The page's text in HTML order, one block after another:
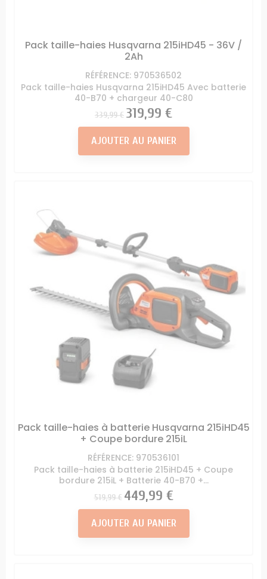
Pack taille-haies Husqvarna 215iHD45 - 36V /
2Ah
RÉFÉRENCE: 970536502
Pack taille-haies Husqvarna 215iHD45 Avec batterie
40-B70 + chargeur 40-C80
Prix
339,99 € Prix
319,99 €
AJOUTER AU PANIER
Pack taille-haies à batterie Husqvarna 215iHD45
+ Coupe bordure 215iL
RÉFÉRENCE: 970536101
Pack taille-haies à batterie 215iHD45 + Coupe
bordure 215iL + Batterie 40-B70 +...
Prix
519,99 € Prix
449,99 €
AJOUTER AU PANIER